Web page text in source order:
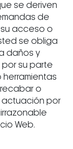
se deriven
de
acceso o
se obliga
daños y
por su parte
herramientas
o
actuación por
Web.